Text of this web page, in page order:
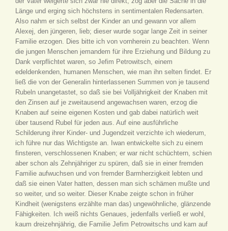
Länge und erging sich höchstens in sentimentalen Redensarten.
Also nahm er sich selbst der Kinder an und gewann vor allem
Alexej, den jüngeren, lieb; dieser wurde sogar lange Zeit in seiner
Familie erzogen. Dies bitte ich von vornherein zu beachten. Wenn
die jungen Menschen jemandem für ihre Erziehung und Bildung zu
Dank verpflichtet waren, so Jefim Petrowitsch, einem
edeldenkenden, humanen Menschen, wie man ihn selten findet. Er
ließ die von der Generalin hinterlassenen Summen von je tausend
Rubeln unangetastet, so daß sie bei Volljährigkeit der Knaben mit
den Zinsen auf je zweitausend angewachsen waren, erzog die
Knaben auf seine eigenen Kosten und gab dabei natürlich weit
über tausend Rubel für jeden aus. Auf eine ausführliche
Schilderung ihrer Kinder- und Jugendzeit verzichte ich wiederum,
ich führe nur das Wichtigste an. Iwan entwickelte sich zu einem
finsteren, verschlossenen Knaben; er war nicht schüchtern, schien
aber schon als Zehnjähriger zu spüren, daß sie in einer fremden
Familie aufwuchsen und von fremder Barmherzigkeit lebten und
daß sie einen Vater hatten, dessen man sich schämen mußte und
so weiter, und so weiter. Dieser Knabe zeigte schon in früher
Kindheit (wenigstens erzählte man das) ungewöhnliche, glänzende
Fähigkeiten. Ich weiß nichts Genaues, jedenfalls verließ er wohl,
kaum dreizehnjährig, die Familie Jefim Petrowitschs und kam auf